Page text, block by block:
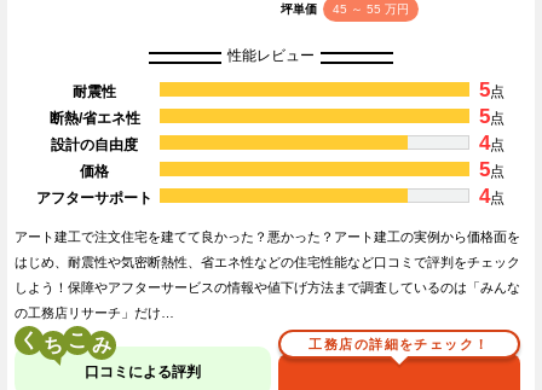
坪単価 45 ～ 55 万円
性能レビュー
耐震性 5点
断熱/省エネ性
5点
設計の自由度
4点
価格
5点
アフターサポート
4点
アート建工で注文住宅を建てて良かった？悪かった？アート建工の実例から価格面を
はじめ、耐震性や気密断熱性、省エネ性などの住宅性能など口コミで評判をチェック
しよう！保障やアフターサービスの情報や値下げ方法まで調査しているのは「みんな
の工務店リサーチ」だけ…
く こ
口コミによる評判
工務店の詳細をチェック！